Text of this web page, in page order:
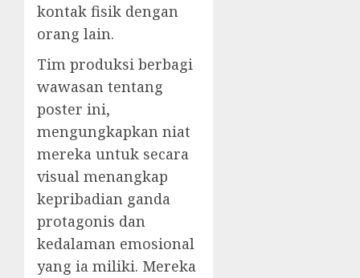
kontak fisik dengan
orang lain.
Tim produksi berbagi
wawasan tentang
poster ini,
mengungkapkan niat
mereka untuk secara
visual menangkap
kepribadian ganda
protagonis dan
kedalaman emosional
yang ia miliki. Mereka